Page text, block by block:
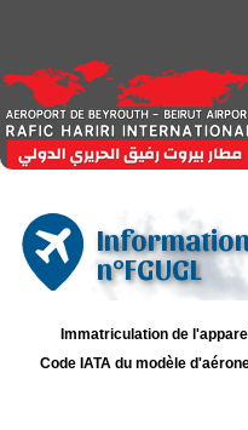
n°FGUGL
Immatriculation de
Code IATA du modèle